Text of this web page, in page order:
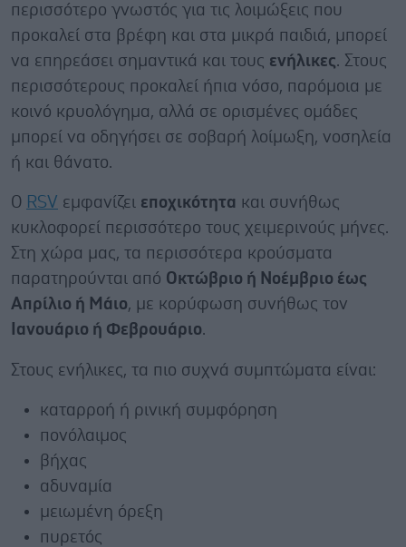
περισσότερο γνωστός για τις λοιμώξεις που
προκαλεί στα βρέφη και στα μικρά παιδιά, μπορεί
να επηρεάσει σημαντικά και τους ενήλικες. Στους
περισσότερους προκαλεί ήπια νόσο, παρόμοια με
κοινό κρυολόγημα, αλλά σε ορισμένες ομάδες
μπορεί να οδηγήσει σε σοβαρή λοίμωξη, νοσηλεία
ή και θάνατο.
Ο RSV εμφανίζει εποχικότητα και συνήθως
κυκλοφορεί περισσότερο τους χειμερινούς μήνες.
Στη χώρα μας, τα περισσότερα κρούσματα
παρατηρούνται από Οκτώβριο ή Νοέμβριο έως
Απρίλιο ή Μάιο, με κορύφωση συνήθως τον
Ιανουάριο ή Φεβρουάριο.
Στους ενήλικες, τα πιο συχνά συμπτώματα είναι:
καταρροή ή ρινική συμφόρηση
πονόλαιμος
βήχας
αδυναμία
μειωμένη όρεξη
πυρετός